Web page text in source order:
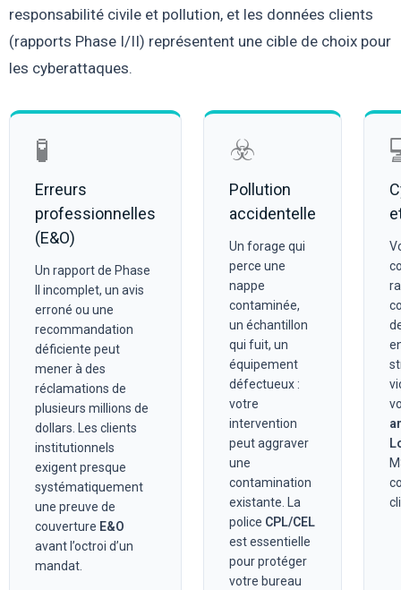
responsabilité civile et pollution, et les données clients
(rapports Phase I/II) représentent une cible de choix pour
les cyberattaques.
🧪
Erreurs
professionnelles
(E&O)
Un rapport de Phase
II incomplet, un avis
erroné ou une
recommandation
déficiente peut
mener à des
réclamations de
plusieurs millions de
dollars. Les clients
institutionnels
exigent presque
systématiquement
une preuve de
couverture E&O
avant l’octroi d’un
mandat.
☣️
Pollution
accidentelle
Un forage qui
perce une
nappe
contaminée,
un échantillon
qui fuit, un
équipement
défectueux :
votre
intervention
peut aggraver
une
contamination
existante. La
police CPL/CEL
est essentielle
pour protéger
votre bureau